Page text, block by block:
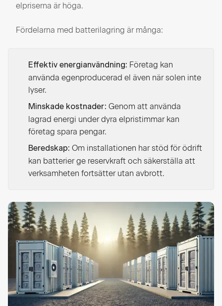
elpriserna är höga.
Fördelarna med batterilagring är många:
Effektiv energianvändning: Företag kan
använda egenproducerad el även när solen inte
lyser.
Minskade kostnader: Genom att använda
lagrad energi under dyra elpristimmar kan
företag spara pengar.
Beredskap: Om installationen har stöd för ödrift
kan batterier ge reservkraft och säkerställa att
verksamheten fortsätter utan avbrott.